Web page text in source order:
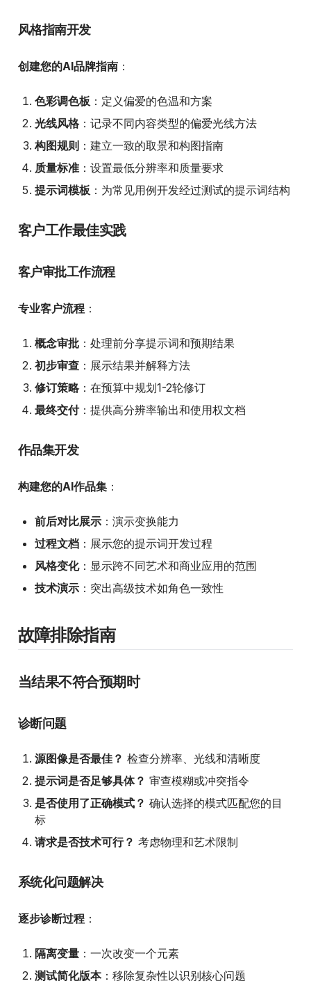
风格指南开发
创建您的AI品牌指南：
色彩调色板：定义偏爱的色温和方案
光线风格：记录不同内容类型的偏爱光线方法
构图规则 ：建立一致的取景和构图指南
质量标准：设置最低分辨率和质量要求
提示词模板：为常见用例开发经过测试的提示词结构
客户工作最佳实践
客户审批工作流程
专业客户流程：
概念审批：处理前分享提示词和预期结果
初步审查：展示结果并解释方法
修订策略：在预算中规划1-2轮修订
最终交付：提供高分辨率输出和使用权文档
作品集开发
构建您的AI作品集：
前后对比展示：演示变换能力
过程文档：展示您的提示词开发过程
风格变化：显示跨不同艺术和商业应用的范围
技术演示：突出高级技术如角色一致性
故障排除指南
当结果不符合预期时
诊断问题
源图像是否最佳？ 检查分辨率、光线和清晰度
提示词是否足够具体？ 审查模糊或冲突指令
是否使用了正确模式？ 确认选择的模式匹配您的目
标
请求是否技术可行？ 考虑物理和艺术限制
系统化问题解决
逐步诊断过程：
隔离变量：一次改变一个元素
测试简化版本：移除复杂性以识别核心问题